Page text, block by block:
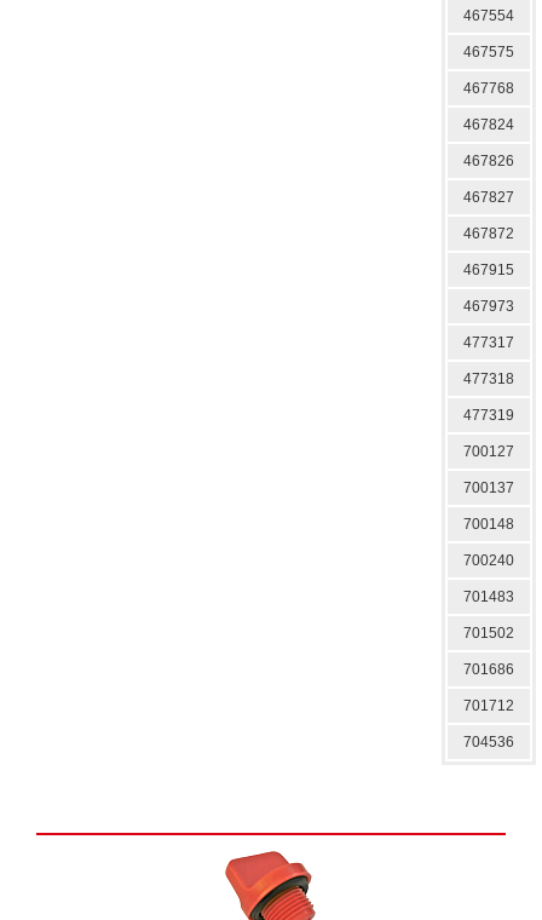
467554
467575
467768
467824
467826
467827
467872
467915
467973
477317
477318
477319
700127
700137
700148
700240
701483
701502
701686
701712
704536